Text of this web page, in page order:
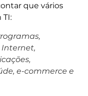
que vários
Internet,
e-commerce e